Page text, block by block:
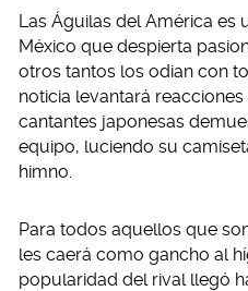
Las Águilas del América es
México que despierta
otros tantos los odian con
noticia levantará
cantantes japonesas
equipo, luciendo su
himno.
Para todos aquellos que
les caerá como gancho al
popularidad del rival llegó